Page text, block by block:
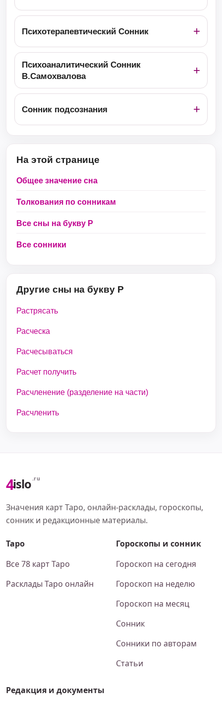
Психотерапевтический Сонник
Психоаналитический Сонник
В.Самохвалова
Сонник подсознания
На этой странице
Общее значение сна
Толкования по сонникам
Все сны на букву Р
Все сонники
Другие сны на букву Р
Растрясать
Расческа
Расчесываться
Расчет получить
Расчленение (разделение на части)
Расчленить
4islo .ru
Значения карт Таро, онлайн-расклады, гороскопы,
сонник и редакционные материалы.
Таро
Все 78 карт Таро
Расклады Таро онлайн
Гороскопы и сонник
Гороскоп на сегодня
Гороскоп на неделю
Гороскоп на месяц
Сонник
Сонники по авторам
Статьи
Редакция и документы